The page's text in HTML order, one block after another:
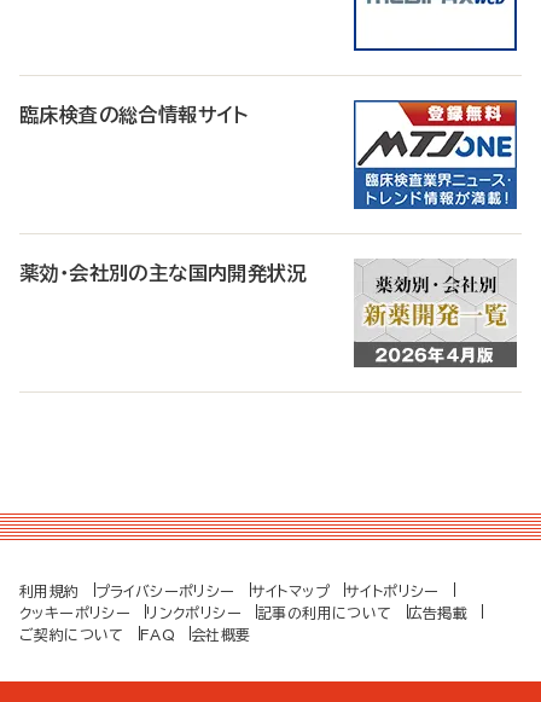
臨床検査の総合情報サイト
薬効・会社別の主な国内開発状況
利用規約 プライバシーポリシー サイトマップ
サイトポリシー
クッキーポリシー
リンクポリシー 記事の利用について
広告掲載
ご契約について
FAQ 会社概要